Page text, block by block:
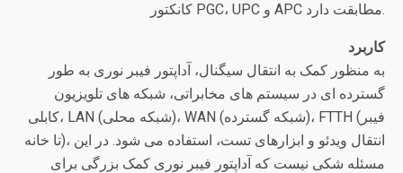
کانکتور PGC، UPC و APC مطابقت دارد.
کاربرد
به منظور کمک به انتقال سیگنال، آداپتور فیبر نوری به طور
گسترده ای در سیستم های مخابراتی، شبکه های تلویزیون
کابلی، LAN (شبکه محلی)، WAN (شبکه گسترده)، FTTH (فیبر
تا خانه)، انتقال ویدئو و ابزارهای تست، استفاده می شود.‌ در این
مسئله شکی نیست که آداپتور فیبر نوری کمک بزرگی برای